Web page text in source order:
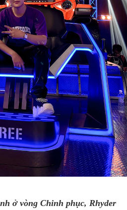
ở vòng Chinh phục, Rhyder